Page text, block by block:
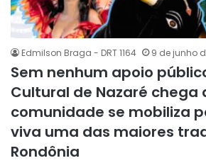
Edmilson Braga - DRT 1164 9 de junho
Sem nenhum apoio
Cultural de Nazaré chega
comunidade se mobiliza
viva uma das maiores
Rondônia